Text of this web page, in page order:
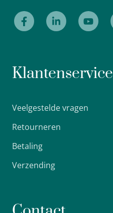
Klantenservice
Veelgestelde vragen
Retourneren
Betaling
Verzending